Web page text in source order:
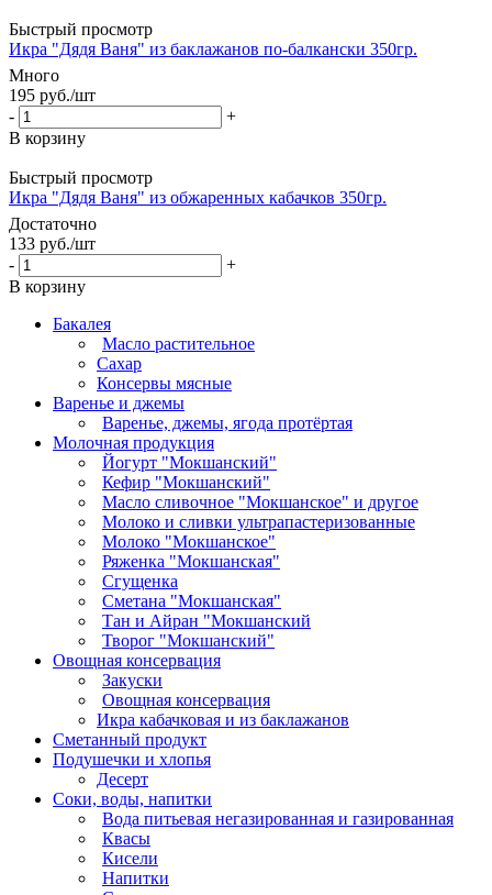
Быстрый просмотр
Икра "Дядя Ваня" из баклажанов по-балкански 350гр.
Много
195 руб./шт
-
+
В корзину
Быстрый просмотр
Икра "Дядя Ваня" из обжаренных кабачков 350гр.
Достаточно
133 руб./шт
-
+
В корзину
Бакалея
Масло растительное
Сахар
Консервы мясные
Варенье и джемы
Варенье, джемы, ягода протёртая
Молочная продукция
Йогурт "Мокшанский"
Кефир "Мокшанский"
Масло сливочное "Мокшанское" и другое
Молоко и сливки ультрапастеризованные
Молоко "Мокшанское"
Ряженка "Мокшанская"
Сгущенка
Сметана "Мокшанская"
Тан и Айран "Мокшанский
Творог "Мокшанский"
Овощная консервация
Закуски
Овощная консервация
Икра кабачковая и из баклажанов
Сметанный продукт
Подушечки и хлопья
Десерт
Соки, воды, напитки
Вода питьевая негазированная и газированная
Квасы
Кисели
Напитки